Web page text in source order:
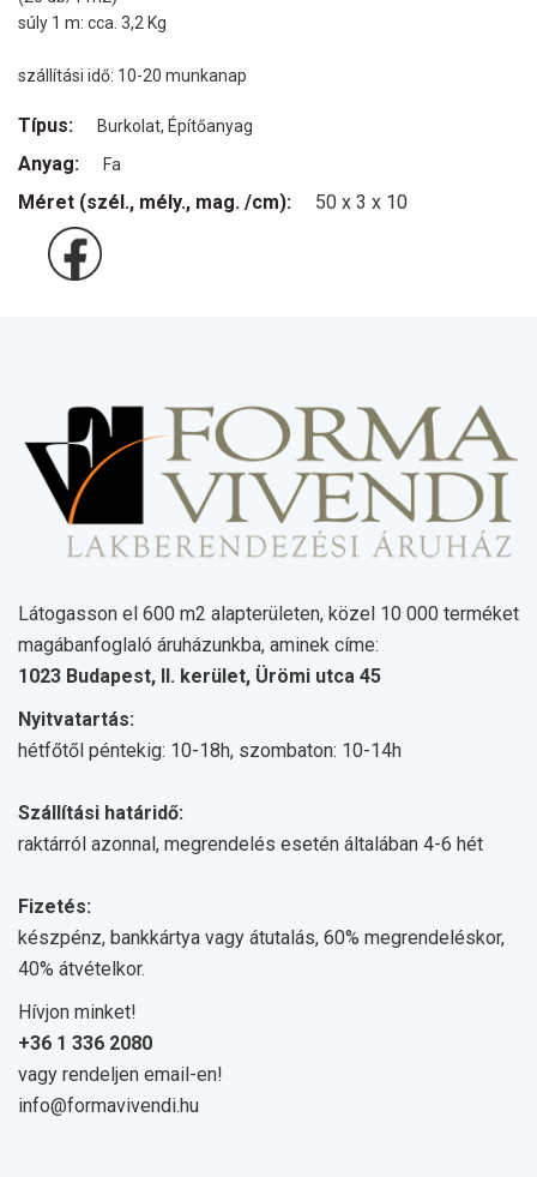
súly 1 m: cca. 3,2 Kg
szállítási idő: 10-20 munkanap
Típus: Burkolat, Építőanyag
Anyag: Fa
Méret (szél., mély., mag. /cm): 50 x 3 x 10
Látogasson el 600 m2 alapterületen, közel 10 000 terméket
magábanfoglaló áruházunkba, aminek címe:
1023 Budapest, II. kerület, Ürömi utca 45
Nyitvatartás:
hétfőtől péntekig: 10-18h, szombaton: 10-14h
Szállítási határidő:
raktárról azonnal, megrendelés esetén általában 4-6 hét
Fizetés:
készpénz, bankkártya vagy átutalás, 60% megrendeléskor,
40% átvételkor.
Hívjon minket!
+36 1 336 2080
vagy rendeljen email-en!
info@formavivendi.hu